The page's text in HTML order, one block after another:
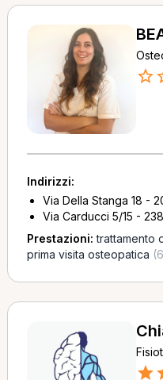
Indirizzi:
Via Della Stanga 18 -
Via Carducci 5/15 -
Prestazioni:trattamento
prima visita osteopatica